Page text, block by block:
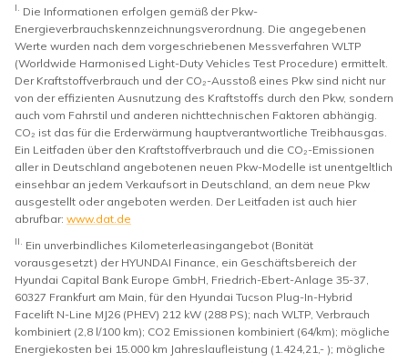
I.
Die Informationen erfolgen gemäß der Pkw-
Energieverbrauchskennzeichnungsverordnung. Die angegebenen
Werte wurden nach dem vorgeschriebenen Messverfahren WLTP
(Worldwide Harmonised Light-Duty Vehicles Test Procedure) ermittelt.
Der Kraftstoffverbrauch und der CO₂-Ausstoß eines Pkw sind nicht nur
von der effizienten Ausnutzung des Kraftstoffs durch den Pkw, sondern
auch vom Fahrstil und anderen nichttechnischen Faktoren abhängig.
CO₂ ist das für die Erderwärmung hauptverantwortliche Treibhausgas.
Ein Leitfaden über den Kraftstoffverbrauch und die CO₂-Emissionen
aller in Deutschland angebotenen neuen Pkw-Modelle ist unentgeltlich
einsehbar an jedem Verkaufsort in Deutschland, an dem neue Pkw
ausgestellt oder angeboten werden. Der Leitfaden ist auch hier
abrufbar: www.dat.de
II.
Ein unverbindliches Kilometerleasingangebot (Bonität
vorausgesetzt) der HYUNDAI Finance, ein Geschäftsbereich der
Hyundai Capital Bank Europe GmbH, Friedrich-Ebert-Anlage 35-37,
60327 Frankfurt am Main, für den Hyundai Tucson Plug-In-Hybrid
Facelift N-Line MJ26 (PHEV) 212 kW (288 PS); nach WLTP, Verbrauch
kombiniert (2,8 l/100 km); CO2 Emissionen kombiniert (64/km); mögliche
Energiekosten bei 15.000 km Jahreslaufleistung (1.424,21,- ); mögliche